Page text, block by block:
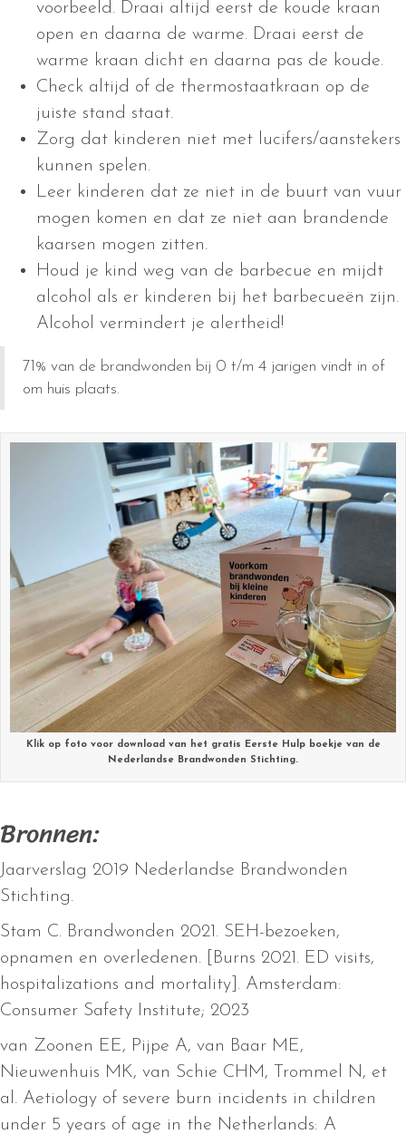
voorbeeld. Draai altijd eerst de koude kraan
open en daarna de warme. Draai eerst de
warme kraan dicht en daarna pas de koude.
Check altijd of de thermostaatkraan op de
juiste stand staat.
Zorg dat kinderen niet met lucifers/aanstekers
kunnen spelen.
Leer kinderen dat ze niet in de buurt van vuur
mogen komen en dat ze niet aan brandende
kaarsen mogen zitten.
Houd je kind weg van de barbecue en mijdt
alcohol als er kinderen bij het barbecueën zijn.
Alcohol vermindert je alertheid!
71% van de brandwonden bij 0 t/m 4 jarigen vindt in of
om huis plaats.
Klik op foto voor download van het gratis Eerste Hulp boekje van de
Nederlandse Brandwonden Stichting.
Bronnen:
Jaarverslag 2019 Nederlandse Brandwonden
Stichting.
Stam C. Brandwonden 2021. SEH-bezoeken,
opnamen en overledenen. [Burns 2021. ED visits,
hospitalizations and mortality]. Amsterdam:
Consumer Safety Institute; 2023
van Zoonen EE, Pijpe A, van Baar ME,
Nieuwenhuis MK, van Schie CHM, Trommel N, et
al. Aetiology of severe burn incidents in children
under 5 years of age in the Netherlands: A